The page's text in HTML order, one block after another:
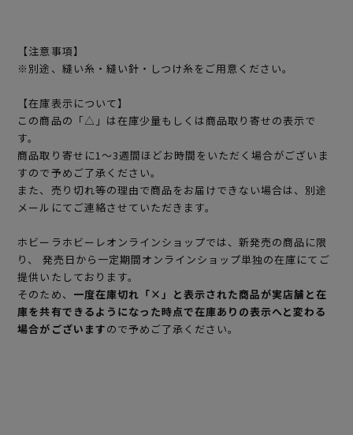
【注意事項】
※別途、縫い糸・縫い針・しつけ糸をご用意ください。
【在庫表示について】
この商品の「△」は在庫少量もしくは商品取り寄せの表示で
す。
商品取り寄せに1～3週間ほどお時間をいただく場合がございま
すので予めご了承ください。
また、売り切れ等の理由で商品をお届けできない場合は、別途
メールにてご連絡させていただきます。
ホビーラホビーレオンラインショップでは、新発売の商品に限
り、 発売日から一定期間オンラインショップ単独の在庫にてご
提供いたしております。
そのため、 一度在庫切れ「×」と表示された商品が実店舗と在
庫を共有できるようになった時点で在庫ありの表示へと変わる
場合がございますので予めご了承ください。